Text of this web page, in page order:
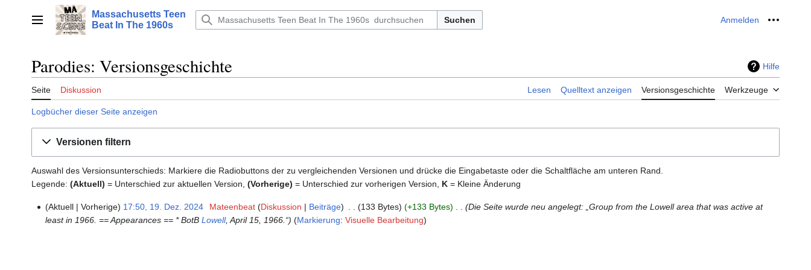
springenHauptmenü
Massachusetts Teen
Beat In The 1960s
Suchen Anmelden Meine
Parodies: Versionsgeschichte Hilfe
Seite Diskussion Lesen Quelltext anzeigen Versionsgeschichte Werkzeuge
Logbücher dieser Seite anzeigen
Versionen filtern
Auswahl des Versionsunterschieds: Markiere die Radiobuttons der zu vergleichenden Versionen und drücke die Eingabetaste oder die Schaltfläche am unteren Rand.
Legende: (Aktuell) = Unterschied zur aktuellen Version, (Vorherige) = Unterschied zur vorherigen Version, K = Kleine Änderung
19.
Dezember
Aktuell Vorherige 17:50, 19. Dez. 2024 Mateenbeat Diskussion Beiträge 133 Bytes +133 Bytes
Die Seite wurde neu angelegt: „Group from the Lowell area that was active at
least in 1966. == Appearances == * BotBLowell, April 15, 1966.“ Markierung:Visuelle Bearbeitung